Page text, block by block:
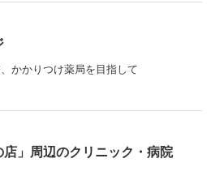
かかりつけ薬局を目指して
」周辺のクリニック・病院